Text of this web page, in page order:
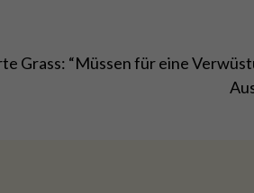
Grass: “Müssen für eine